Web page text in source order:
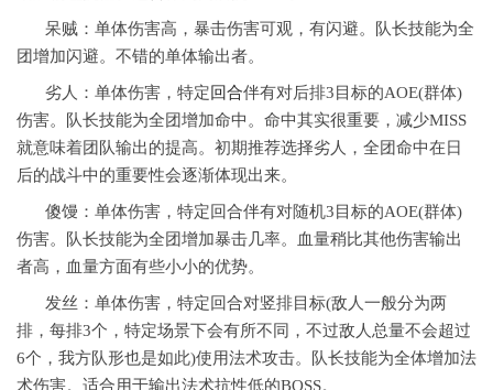
呆贼：单体伤害高，暴击伤害可观，有闪避。队长技能为全
团增加闪避。不错的单体输出者。
劣人：单体伤害，特定回合伴有对后排3目标的AOE(群体)
伤害。队长技能为全团增加命中。命中其实很重要，减少MISS
就意味着团队输出的提高。初期推荐选择劣人，全团命中在日
后的战斗中的重要性会逐渐体现出来。
傻馒：单体伤害，特定回合伴有对随机3目标的AOE(群体)
伤害。队长技能为全团增加暴击几率。血量稍比其他伤害输出
者高，血量方面有些小小的优势。
发丝：单体伤害，特定回合对竖排目标(敌人一般分为两
排，每排3个，特定场景下会有所不同，不过敌人总量不会超过
6个，我方队形也是如此)使用法术攻击。队长技能为全体增加法
术伤害。适合用于输出法术抗性低的BOSS。